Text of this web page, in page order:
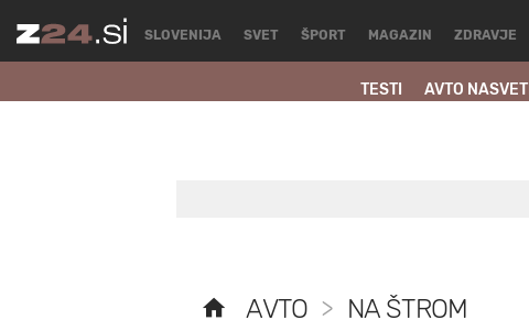
SLOVENIJA SVET ŠPORT MAGAZIN ZDRAVJE
TESTI AVTO NASVETI
AVTO > NA ŠTROM